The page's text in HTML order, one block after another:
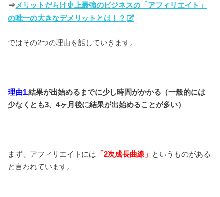
⇒メリットだらけ史上最強のビジネスの「アフィリエイト」
の唯一の大きなデメリットとは！？
ではその2つの理由を話していきます。
理由1.結果が出始めるまでに少し時間がかかる（一般的には
少なくとも3、4ヶ月後に結果が出始めることが多い）
まず、アフィリエイトには 「2次成長曲線」 というものがある
と言われています。